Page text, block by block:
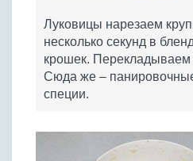
Луковицы нарезаем
несколько секунд в
крошек.
Сюда же –
специи.